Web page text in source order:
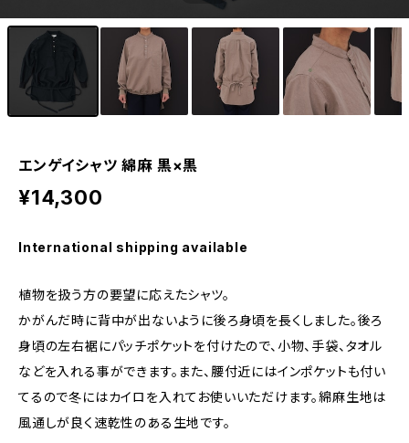
エンゲイシャツ 綿麻 黒×黒
¥14,300
International shipping available
植物を扱う方の要望に応えたシャツ。
かがんだ時に背中が出ないように後ろ身頃を長くしました。後ろ
身頃の左右裾にパッチポケットを付けたので、小物、手袋、タオル
などを入れる事ができます。また、腰付近にはインポケットも付い
てるので冬にはカイロを入れてお使いいただけます。綿麻生地は
風通しが良く速乾性のある生地です。